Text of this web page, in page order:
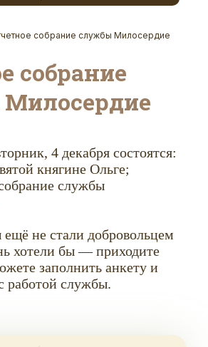
собрание службы Милосердие
собрание
4 декабря состоятся:
княгине Ольге;
службы
не стали добровольцем
хотели бы — приходите
заполнить анкету и
работой службы.